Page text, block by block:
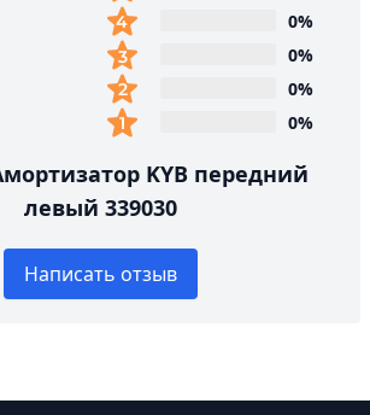
0%
0%
0%
0%
KYB передний
левый 339030
Написать отзыв